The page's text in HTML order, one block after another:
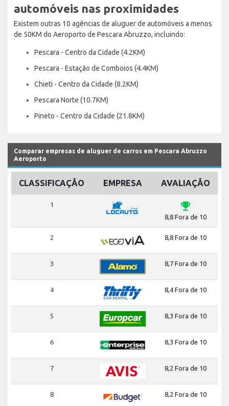
automóveis nas proximidades
Existem outras 10 agências de aluguer de automóveis a menos
de 50KM do Aeroporto de Pescara Abruzzo, incluindo:
Pescara - Centro da Cidade (4.2KM)
Pescara - Estação de Comboios (4.4KM)
Chieti - Centro da Cidade (8.2KM)
Pescara Norte (10.7KM)
Pineto - Centro da Cidade (21.8KM)
Comparar empresas de aluguer de carros em Pescara Abruzzo
Aeroporto
CLASSIFICAÇÃO EMPRESA AVALIAÇÃO
1 emoji_events
8,8 Fora de 10
2 8,8 Fora de 10
3 8,7 Fora de 10
4 8,4 Fora de 10
5 8,3 Fora de 10
6 8,3 Fora de 10
7 8,2 Fora de 10
8 8,2 Fora de 10